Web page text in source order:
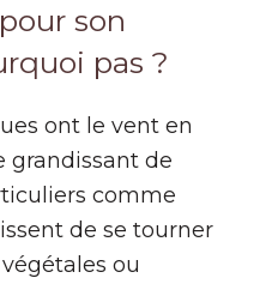
son
pas ?
ont le vent en
grandissant de
comme
de se tourner
ou